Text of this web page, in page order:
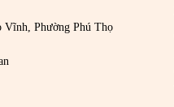
Vĩnh, Phường Phú Thọ